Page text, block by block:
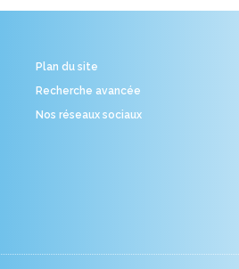
Plan du site
Recherche avancée
Nos réseaux sociaux